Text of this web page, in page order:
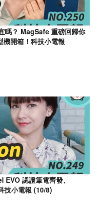
嗎？ MagSafe 重磅回歸你
開箱！科技小電報
認證筆電齊發、
小電報 (10/8)